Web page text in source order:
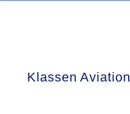
Klassen Aviation